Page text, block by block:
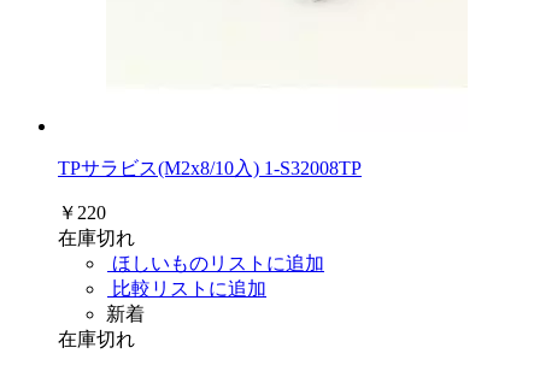
TPサラビス(M2x8/10入) 1-S32008TP
￥220
在庫切れ
ほしいものリストに追加
比較リストに追加
新着
在庫切れ